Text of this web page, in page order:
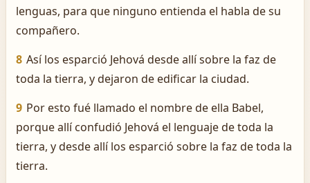
lenguas, para que ninguno entienda el habla de su
compañero.
8 Así los esparció Jehová desde allí sobre la faz de
toda la tierra, y dejaron de edificar la ciudad.
9 Por esto fué llamado el nombre de ella Babel,
porque allí confudió Jehová el lenguaje de toda la
tierra, y desde allí los esparció sobre la faz de toda la
tierra.